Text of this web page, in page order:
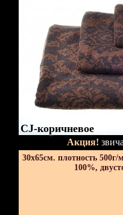
CJ-коричневое
Акция!
30х65см. плотность 500г/
100%,